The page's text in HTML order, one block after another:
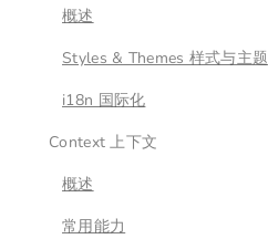
概述
Styles & Themes 样式与主题
i18n 国际化
Context 上下文
概述
常用能力